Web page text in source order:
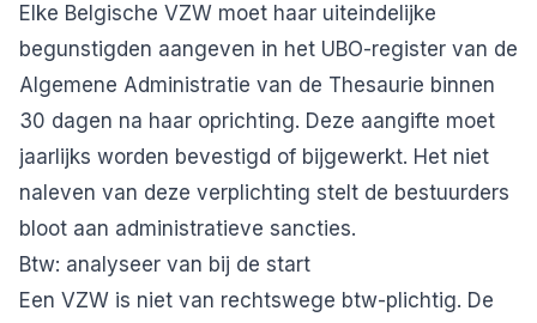
Elke Belgische VZW moet haar uiteindelijke
begunstigden aangeven in het UBO-register van de
Algemene Administratie van de Thesaurie binnen
30 dagen na haar oprichting. Deze aangifte moet
jaarlijks worden bevestigd of bijgewerkt. Het niet
naleven van deze verplichting stelt de bestuurders
bloot aan administratieve sancties.
Btw: analyseer van bij de start
Een VZW is niet van rechtswege btw-plichtig. De